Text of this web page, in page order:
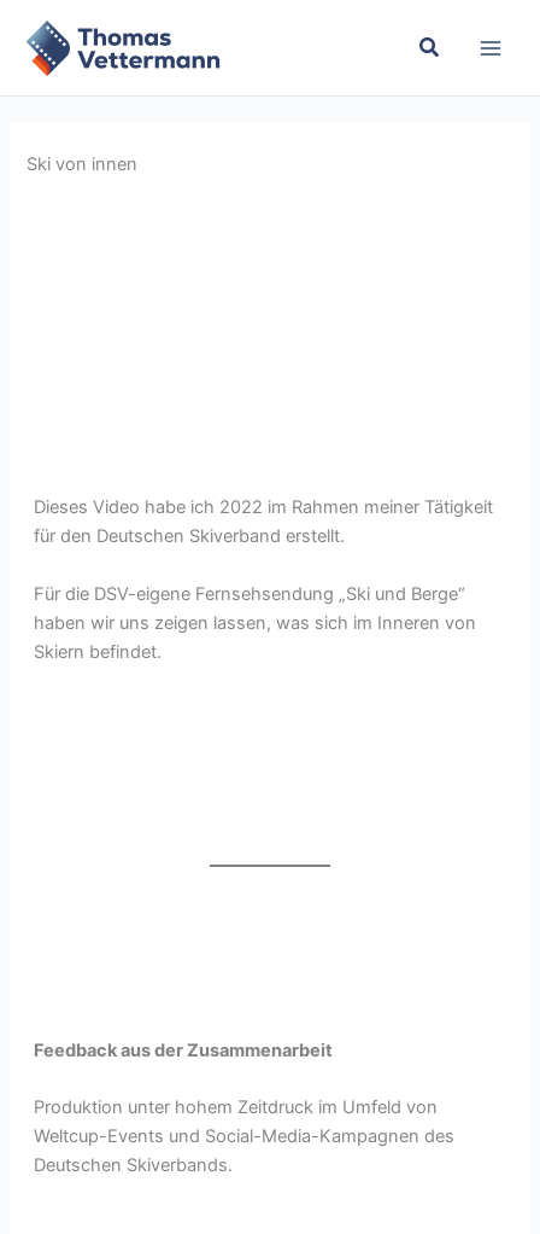
Inhalt
springen
Ski von innen
Dieses Video habe ich 2022 im Rahmen meiner Tätigkeit
für den Deutschen Skiverband erstellt.
Für die DSV-eigene Fernsehsendung „Ski und Berge“
haben wir uns zeigen lassen, was sich im Inneren von
Skiern befindet.
Feedback aus der Zusammenarbeit
Produktion unter hohem Zeitdruck im Umfeld von
Weltcup-Events und Social-Media-Kampagnen des
Deutschen Skiverbands.